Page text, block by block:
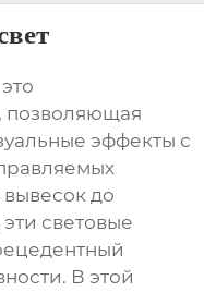
позволяющая
эффекты с
до
световые
В этой